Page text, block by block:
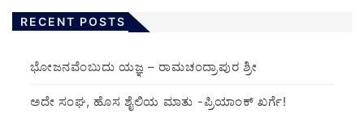
RECENT POSTS
ಭೋಜನವೆಂಬುದು ಯಜ್ಞ – ರಾಮಚಂದ್ರಾಪುರ ಶ್ರೀ
ಅದೇ ಸಂಘ, ಹೊಸ ಶೈಲಿಯ ಮಾತು -ಪ್ರಿಯಾಂಕ್ ಖರ್ಗೆ!